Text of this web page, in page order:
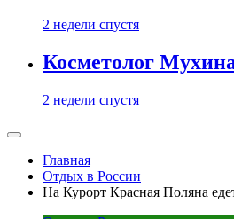
2 недели спустя
Косметолог
2 недели спустя
Главная
Отдых в России
На Курорт Красная Поляна